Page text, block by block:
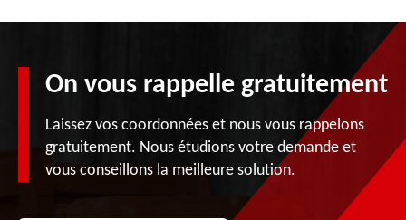
On vous rappelle gratuitement
Laissez vos coordonnées et nous vous rappelons
gratuitement. Nous étudions votre demande et
vous conseillons la meilleure solution.